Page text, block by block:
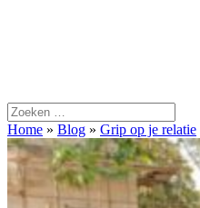
Home » Blog » Grip op je relatie